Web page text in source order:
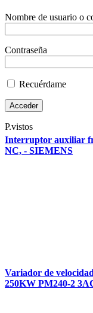
Nombre de usuario o
Contraseña
Recuérdame
P.vistos
Interruptor auxiliar
NC, - SIEMENS
Variador de
250KW PM240-2